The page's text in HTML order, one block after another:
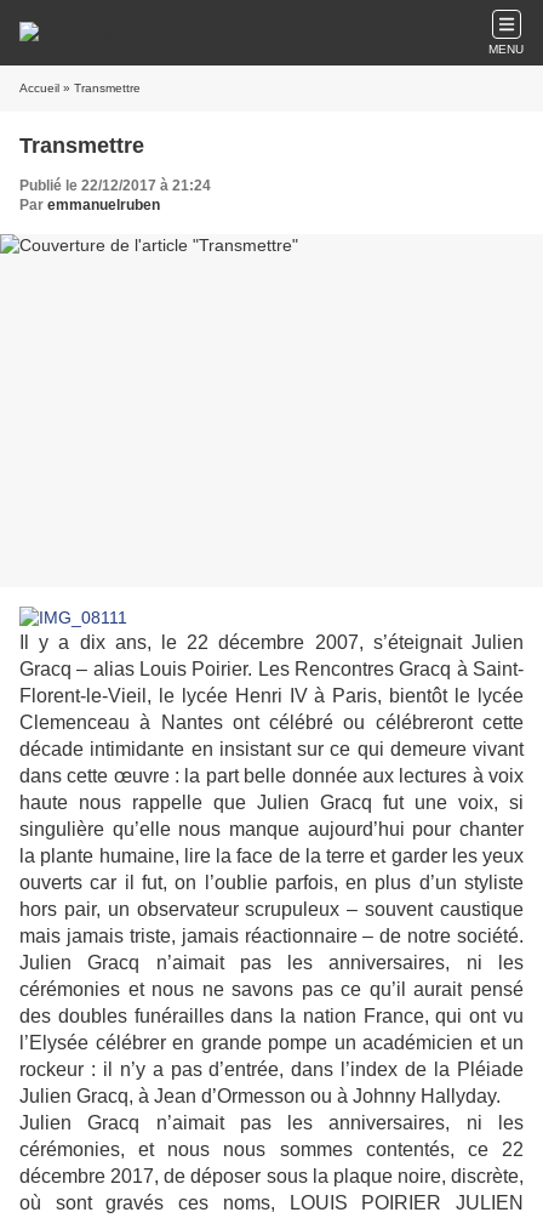
MENU
Accueil » Transmettre
Transmettre
Publié le 22/12/2017 à 21:24
Par emmanuelruben
Il y a dix ans, le 22 décembre 2007, s’éteignait Julien
Gracq – alias Louis Poirier. Les Rencontres Gracq à Saint-
Florent-le-Vieil, le lycée Henri IV à Paris, bientôt le lycée
Clemenceau à Nantes ont célébré ou célébreront cette
décade intimidante en insistant sur ce qui demeure vivant
dans cette œuvre : la part belle donnée aux lectures à voix
haute nous rappelle que Julien Gracq fut une voix, si
singulière qu’elle nous manque aujourd’hui pour chanter
la plante humaine, lire la face de la terre et garder les yeux
ouverts car il fut, on l’oublie parfois, en plus d’un styliste
hors pair, un observateur scrupuleux – souvent caustique
mais jamais triste, jamais réactionnaire – de notre société.
Julien Gracq n’aimait pas les anniversaires, ni les
cérémonies et nous ne savons pas ce qu’il aurait pensé
des doubles funérailles dans la nation France, qui ont vu
l’Elysée célébrer en grande pompe un académicien et un
rockeur : il n’y a pas d’entrée, dans l’index de la Pléiade
Julien Gracq, à Jean d’Ormesson ou à Johnny Hallyday.
Julien Gracq n’aimait pas les anniversaires, ni les
cérémonies, et nous nous sommes contentés, ce 22
décembre 2017, de déposer sous la plaque noire, discrète,
où sont gravés ces noms, LOUIS POIRIER JULIEN